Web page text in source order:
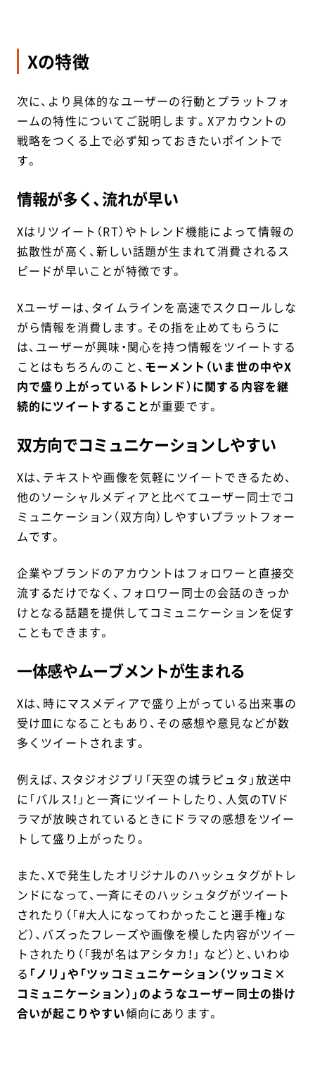
Xの特徴
次に、より具体的なユーザーの行動とプラットフォ
ームの特性についてご説明します。Xアカウントの
戦略をつくる上で必ず知っておきたいポイントで
す。
情報が多く、流れが早い
Xはリツイート（RT）やトレンド機能によって情報の
拡散性が高く、新しい話題が生まれて消費されるス
ピードが早いことが特徴です。
Xユーザーは、タイムラインを高速でスクロールしな
がら情報を消費します。その指を止めてもらうに
は、ユーザーが興味・関心を持つ情報をツイートする
ことはもちろんのこと、 モーメント（いま世の中やX
内で盛り上がっているトレンド）に関する内容を継
続的にツイートすることが重要です。
双方向でコミュニケーションしやすい
Xは、テキストや画像を気軽にツイートできるため、
他のソーシャルメディアと比べてユーザー同士でコ
ミュニケーション（双方向）しやすいプラットフォー
ムです。
企業やブランドのアカウントはフォロワーと直接交
流するだけでなく、フォロワー同士の会話のきっか
けとなる話題を提供してコミュニケーションを促す
こともできます。
一体感やムーブメントが生まれる
Xは、時にマスメディアで盛り上がっている出来事の
受け皿になることもあり、その感想や意見などが数
多くツイートされます。
例えば、スタジオジブリ「天空の城ラピュタ」放送中
に「バルス！」と一斉にツイートしたり、人気のTVド
ラマが放映されているときにドラマの感想をツイー
トして盛り上がったり。
また、Xで発生したオリジナルのハッシュタグがトレ
ンドになって、一斉にそのハッシュタグがツイート
されたり（「#大人になってわかったこと選手権」な
ど）、バズったフレーズや画像を模した内容がツイー
トされたり（「我が名はアシタカ！」 など）と、いわゆ
る 「ノリ」や「ツッコミュニケーション（ツッコミ×
コミュニケーション）」のようなユーザー同士の掛け
合いが起こりやすい傾向にあります。